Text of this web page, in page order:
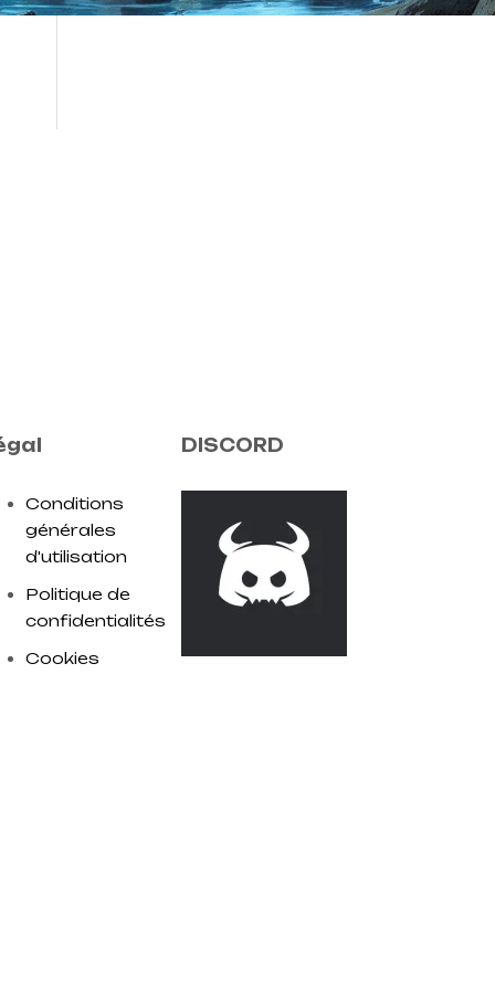
Conditions
générales
d'utilisation
Politique de
confidentialités
Cookies
DISCORD